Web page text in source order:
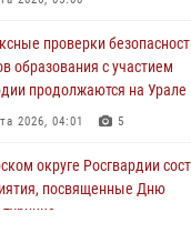
проверки
образования с участием
продолжаются на Урале
2026, 04:01 5
округе Росгвардии
посвященные Дню